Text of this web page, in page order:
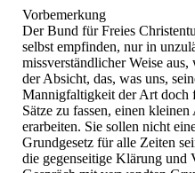
Vorbemerkung
Der Bund für Freies
selbst empfinden, nur in
missverständlicher Weise
der Absicht, das, was uns,
Mannigfaltigkeit der Art doch
Sätze zu fassen, einen
erarbeiten. Sie sollen nicht
Grundgesetz für alle Zeiten
die gegenseitige Klärung und